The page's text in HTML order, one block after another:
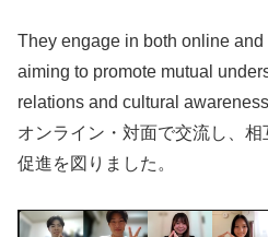
They engage in both online
aiming to promote mutual
relations and cultural
オンライン・対面で交流し、
促進を図りました。